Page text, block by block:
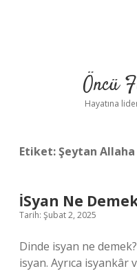
Öncü
Hayatına
Etiket:Şeytan
İSyan Ne
Tarih: Şubat 2, 2025
Dinde isyan ne
isyan. Ayrıca isyankâr